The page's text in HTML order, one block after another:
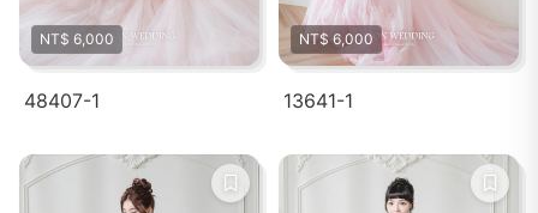
NT$ 6,000
48407-1
NT$ 6,000
13641-1